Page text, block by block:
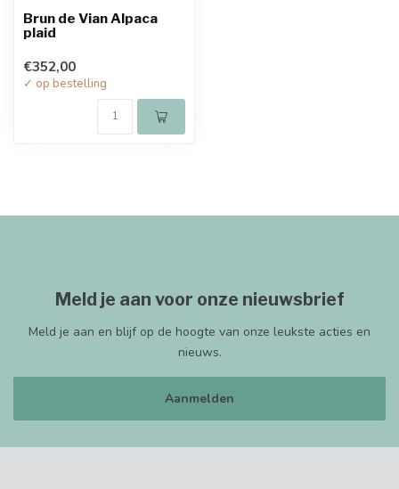
Brun de Vian Alpaca
plaid
€352,00
✓ op bestelling
Meld je aan voor onze nieuwsbrief
Meld je aan en blijf op de hoogte van onze leukste acties en
nieuws.
Aanmelden